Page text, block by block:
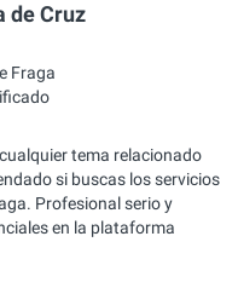
de Cruz
Fraga
tema relacionado
si buscas los servicios
Profesional serio y
en la plataforma